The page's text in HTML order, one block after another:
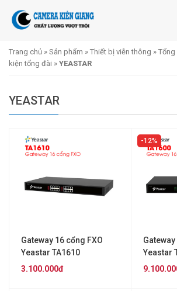
Trang chủ » Sản phẩm » Thiết bị viễn thông » Tổng
kiện tổng đài » YEASTAR
YEASTAR
Gateway 16 cổng FXO
Yeastar TA1610
3.100.000đ
12%
Yeastar